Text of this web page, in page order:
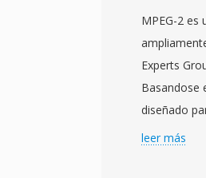
MPEG-2 es
Experts
Basandose
diseñado
leer más